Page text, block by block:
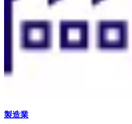
製造業